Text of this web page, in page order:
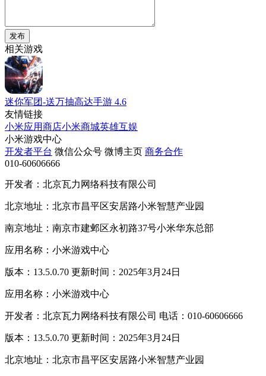
发布
相关游戏
迷你军团-送万抽高达手游 4.6
友情链接
小米应用商店小米商城英雄互娱
小米游戏中心
开发者平台 微信公众号 微博主页 商务合作
010-60606666
开发者：北京瓦力网络科技有限公司
北京地址：北京市昌平区安居路小米智慧产业园
南京地址：南京市建邺区永初路37号小米华东总部
应用名称：小米游戏中心
版本：13.5.0.70 更新时间：2025年3月24日
应用名称：小米游戏中心
开发者：北京瓦力网络科技有限公司 电话：010-60606666
版本：13.5.0.70 更新时间：2025年3月24日
北京地址：北京市昌平区安居路小米智慧产业园